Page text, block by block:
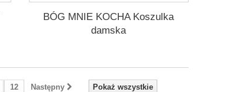
BÓG MNIE KOCHA Koszulka
damska
Pokaż wszystkie
12 Następny